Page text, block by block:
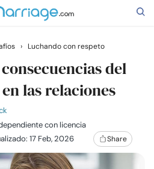
› Luchando con respeto
del
las relaciones
con licencia
17 Feb, 2026 Share